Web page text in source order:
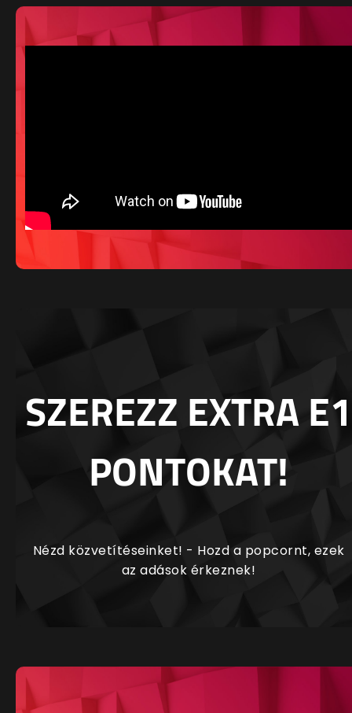
SZEREZZ EXTRA E1
PONTOKAT!
Nézd közvetítéseinket! - Hozd a popcornt, ezek
az adások érkeznek!